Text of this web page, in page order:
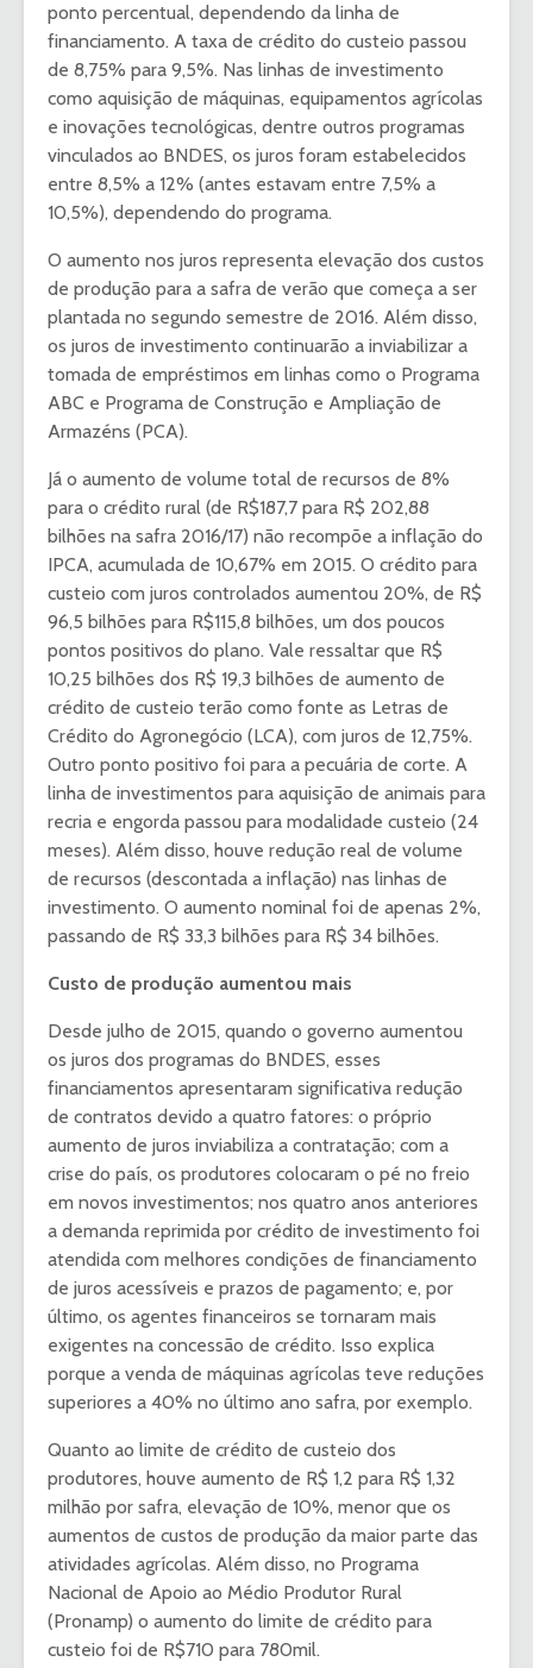
ponto percentual, dependendo da linha de
financiamento. A taxa de crédito do custeio passou
de 8,75% para 9,5%. Nas linhas de investimento
como aquisição de máquinas, equipamentos agrícolas
e inovações tecnológicas, dentre outros programas
vinculados ao BNDES, os juros foram estabelecidos
entre 8,5% a 12% (antes estavam entre 7,5% a
10,5%), dependendo do programa.
O aumento nos juros representa elevação dos custos
de produção para a safra de verão que começa a ser
plantada no segundo semestre de 2016. Além disso,
os juros de investimento continuarão a inviabilizar a
tomada de empréstimos em linhas como o Programa
ABC e Programa de Construção e Ampliação de
Armazéns (PCA).
Já o aumento de volume total de recursos de 8%
para o crédito rural (de R$187,7 para R$ 202,88
bilhões na safra 2016/17) não recompõe a inflação do
IPCA, acumulada de 10,67% em 2015. O crédito para
custeio com juros controlados aumentou 20%, de R$
96,5 bilhões para R$115,8 bilhões, um dos poucos
pontos positivos do plano. Vale ressaltar que R$
10,25 bilhões dos R$ 19,3 bilhões de aumento de
crédito de custeio terão como fonte as Letras de
Crédito do Agronegócio (LCA), com juros de 12,75%.
Outro ponto positivo foi para a pecuária de corte. A
linha de investimentos para aquisição de animais para
recria e engorda passou para modalidade custeio (24
meses). Além disso, houve redução real de volume
de recursos (descontada a inflação) nas linhas de
investimento. O aumento nominal foi de apenas 2%,
passando de R$ 33,3 bilhões para R$ 34 bilhões.
Custo de produção aumentou mais
Desde julho de 2015, quando o governo aumentou
os juros dos programas do BNDES, esses
financiamentos apresentaram significativa redução
de contratos devido a quatro fatores: o próprio
aumento de juros inviabiliza a contratação; com a
crise do país, os produtores colocaram o pé no freio
em novos investimentos; nos quatro anos anteriores
a demanda reprimida por crédito de investimento foi
atendida com melhores condições de financiamento
de juros acessíveis e prazos de pagamento; e, por
último, os agentes financeiros se tornaram mais
exigentes na concessão de crédito. Isso explica
porque a venda de máquinas agrícolas teve reduções
superiores a 40% no último ano safra, por exemplo.
Quanto ao limite de crédito de custeio dos
produtores, houve aumento de R$ 1,2 para R$ 1,32
milhão por safra, elevação de 10%, menor que os
aumentos de custos de produção da maior parte das
atividades agrícolas. Além disso, no Programa
Nacional de Apoio ao Médio Produtor Rural
(Pronamp) o aumento do limite de crédito para
custeio foi de R$710 para 780mil.